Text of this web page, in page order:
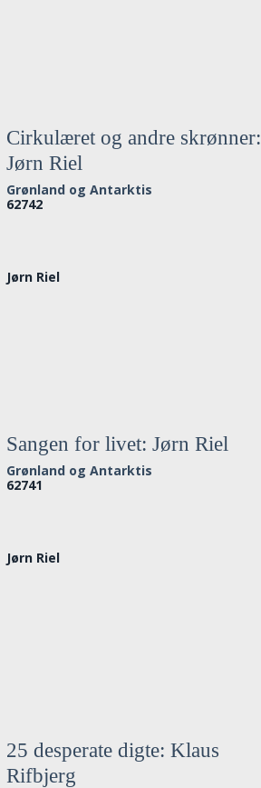
Cirkulæret og andre skrønner:
Jørn Riel
Grønland og Antarktis
62742
Jørn Riel
Sangen for livet: Jørn Riel
Grønland og Antarktis
62741
Jørn Riel
25 desperate digte: Klaus
Rifbjerg